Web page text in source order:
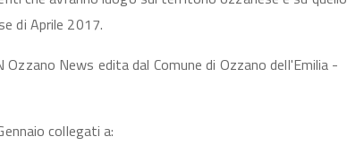
di Aprile 2017.
News edita dal Comune di Ozzano dell'Emilia -
collegati a: